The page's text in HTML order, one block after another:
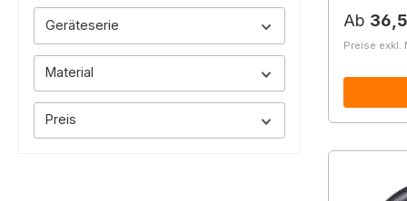
Geräteserie
Material
Preis
Ab
Preise exkl.